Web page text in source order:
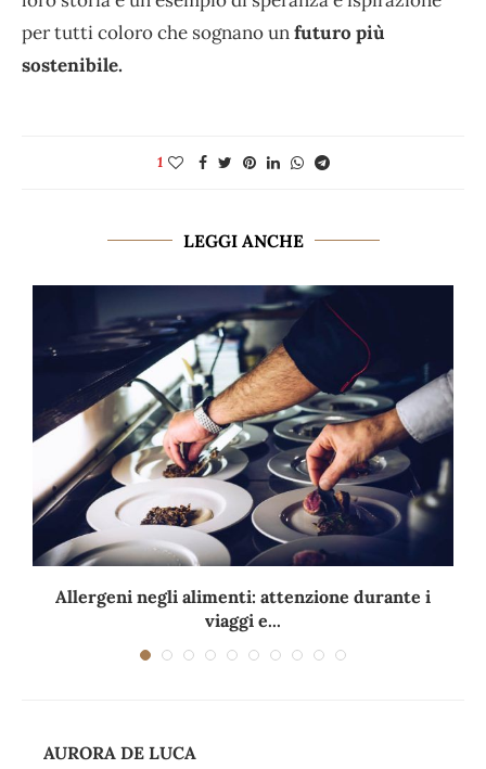
per tutti coloro che sognano unfuturo più
sostenibile.
1
LEGGI ANCHE
Allergeni negli alimenti: attenzione durante i
viaggi e...
AURORA DE LUCA